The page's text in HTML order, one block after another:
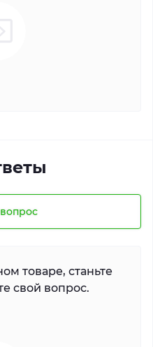
товаре, станьте
свой вопрос.